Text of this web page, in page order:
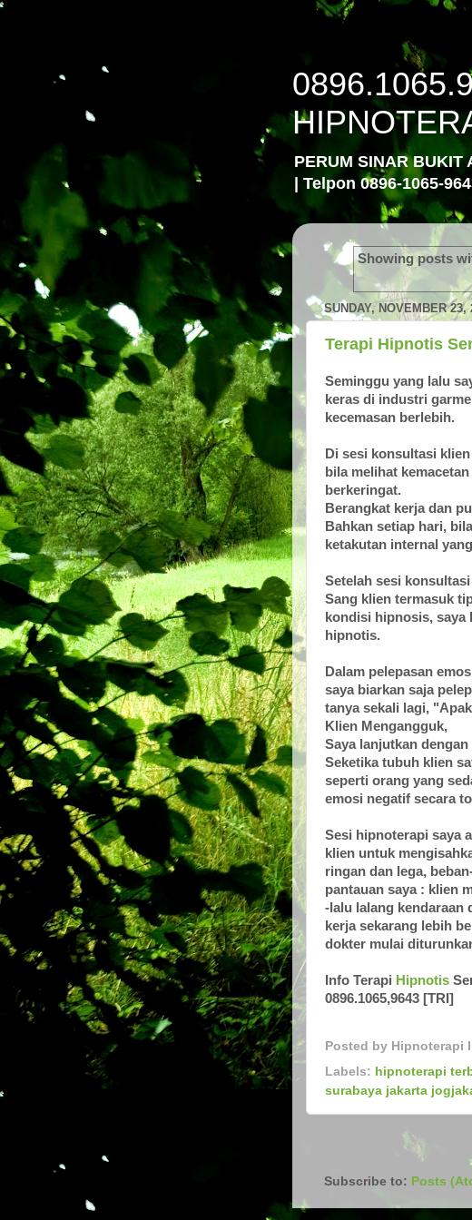
PERUM SINAR BUKIT
| Telpon 0896-1065-
Showing posts
SUNDAY, NOVEMBER 23,
Terapi Hipnotis
Seminggu yang lalu
keras di industri
kecemasan berlebih.
Di sesi konsultasi
bila melihat
berkeringat.
Berangkat kerja dan
Bahkan setiap hari,
ketakutan internal
Setelah sesi
Sang klien termasuk
kondisi hipnosis, saya
hipnotis.
Dalam pelepasan
saya biarkan saja
tanya sekali lagi,
Klien Mengangguk,
Saya lanjutkan
Seketika tubuh klien
seperti orang yang
emosi negatif secara
Sesi hipnoterapi saya
klien untuk
ringan dan lega,
pantauan saya : klien
-lalu lalang kendaraan
kerja sekarang lebih
dokter mulai
Info Terapi Hipnotis
0896.1065,9643 [TRI]
Posted by Hipnoterapi
Labels: hipnoterapi
surabaya jakarta
Subscribe to: Posts